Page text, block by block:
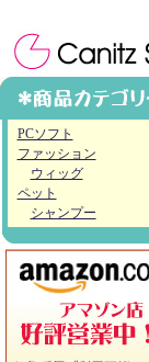
PCソフト
ファッション
ウィッグ
ペット
シャンプー